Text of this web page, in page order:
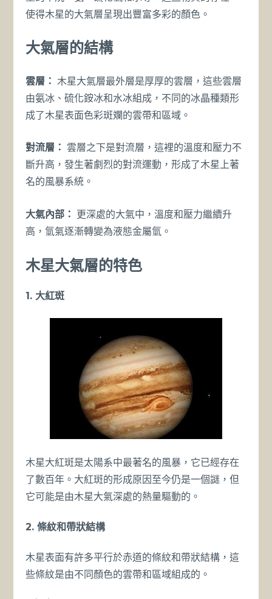
使得木星的大氣層呈現出豐富多彩的顏色。
大氣層的結構
雲層： 木星大氣層最外層是厚厚的雲層，這些雲層
由氨冰、硫化銨冰和水冰組成，不同的冰晶種類形
成了木星表面色彩斑斕的雲帶和區域。
對流層： 雲層之下是對流層，這裡的溫度和壓力不
斷升高，發生著劇烈的對流運動，形成了木星上著
名的風暴系統。
大氣內部： 更深處的大氣中，溫度和壓力繼續升
高，氫氣逐漸轉變為液態金屬氫。
木星大氣層的特色
1. 大紅斑
木星大紅斑是太陽系中最著名的風暴，它已經存在
了數百年。大紅斑的形成原因至今仍是一個謎，但
它可能是由木星大氣深處的熱量驅動的。
2. 條紋和帶狀結構
木星表面有許多平行於赤道的條紋和帶狀結構，這
些條紋是由不同顏色的雲帶和區域組成的。